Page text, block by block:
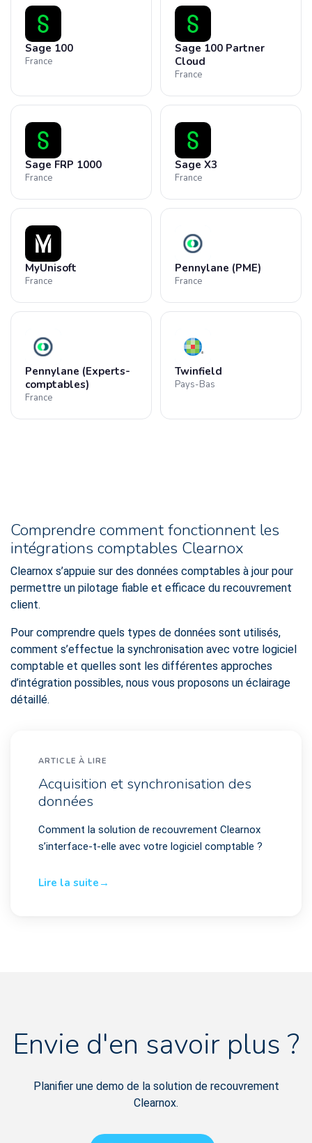
Sage 100
France
Sage 100 Partner
Cloud
France
Sage FRP 1000
France
Sage X3
France
MyUnisoft
France
Pennylane (PME)
France
Pennylane (Experts-
comptables)
France
Twinfield
Pays-Bas
Comprendre comment fonctionnent les
intégrations comptables Clearnox
Clearnox s’appuie sur des données comptables à jour pour
permettre un pilotage fiable et efficace du recouvrement
client.
Pour comprendre quels types de données sont utilisés,
comment s’effectue la synchronisation avec votre logiciel
comptable et quelles sont les différentes approches
d’intégration possibles, nous vous proposons un éclairage
détaillé.
ARTICLE À LIRE
Acquisition et synchronisation des
données
Comment la solution de recouvrement Clearnox
s’interface-t-elle avec votre logiciel comptable ?
Lire la suite
Envie d'en savoir plus ?
Planifier une demo de la solution de recouvrement
Clearnox.